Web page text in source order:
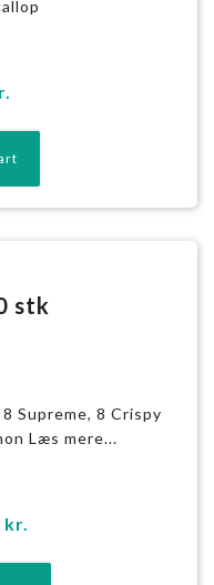
stk
Supreme, 8 Crispy
Læs mere...
kr.